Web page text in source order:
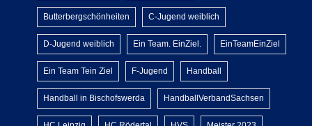
Butterbergschönheiten C-Jugend weiblich
D-Jugend weiblich Ein Team. EinZiel. EinTeamEinZiel
Ein Team Tein Ziel F-Jugend Handball
Handball in Bischofswerda HandballVerbandSachsen